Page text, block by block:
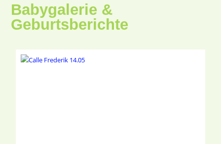
Babygalerie &
Geburtsberichte